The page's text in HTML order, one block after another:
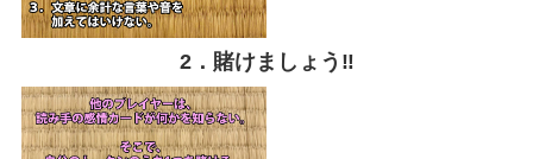
2．賭けましょう‼